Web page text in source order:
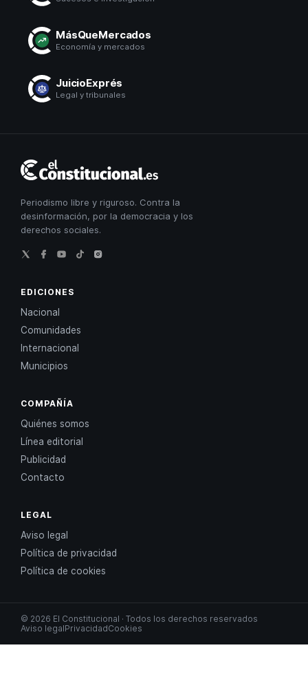
MásQueMercados
Economía y mercados
JuicioExprés
Legal y tribunales
Constitucional
Periodismo libre y riguroso. Contra la
desinformación, por la democracia y los
derechos sociales.
EDICIONES
Nacional
Comunidades
Internacional
Municipios
COMPAÑÍA
Quiénes somos
Línea editorial
Publicidad
Contacto
LEGAL
Aviso legal
Política de privacidad
Política de cookies
© 2026 El Constitucional · Todos los derechos reservados
Aviso legalPrivacidadCookies